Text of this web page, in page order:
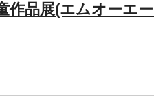
作品展(エムオーエ